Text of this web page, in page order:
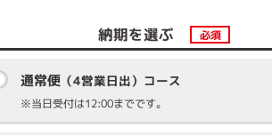
納期を選ぶ 必須
通常便（4営業日出）コース
※当日受付は12:00までです。